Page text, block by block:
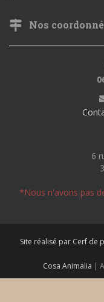
Nos
6
*Nous n'avons pas
Site réalisé par Cerf de
Cosa Animalia |